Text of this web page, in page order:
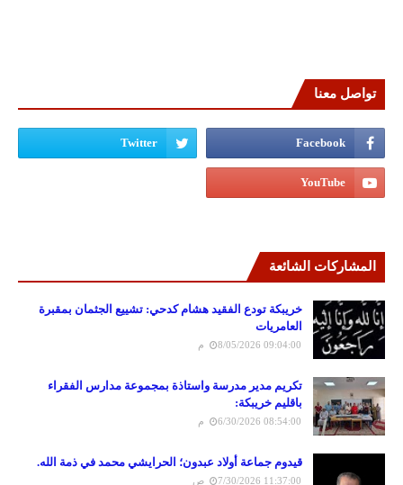
تواصل معنا
المشاركات الشائعة
خريبكة تودع الفقيد هشام كدحي: تشييع الجثمان بمقبرة
العامريات
8/05/2026 09:04:00 م
تكريم مدير مدرسة واستاذة بمجموعة مدارس الفقراء
باقليم خريبكة:
6/30/2026 08:54:00 م
قيدوم جماعة أولاد عبدون؛ الحرايشي محمد في ذمة الله.
7/30/2026 11:37:00 ص